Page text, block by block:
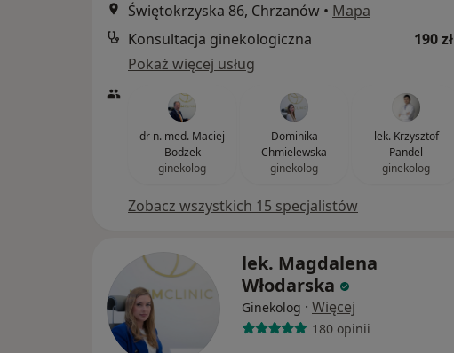
Świętokrzyska 86, Chrzanów • Mapa
Konsultacja ginekologiczna
190 zł
Pokaż więcej usług
dr n. med. Maciej
Bodzek
ginekolog
Dominika
Chmielewska
ginekolog
lek. Krzysztof
Pandel
ginekolog
Zobacz wszystkich 15 specjalistów
lek. Magdalena
Włodarska
Ginekolog · Więcej
180 opinii